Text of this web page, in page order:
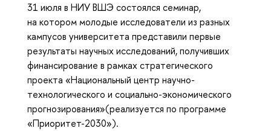
31 июля в НИУ ВШЭ состоялся семинар,
на котором молодые исследователи из разных
кампусов университета представили первые
результаты научных исследований, получивших
финансирование в рамках стратегического
проекта «Национальный центр научно-
технологического и социально-экономического
прогнозирования»(реализуется по программе
«Приоритет-2030»).